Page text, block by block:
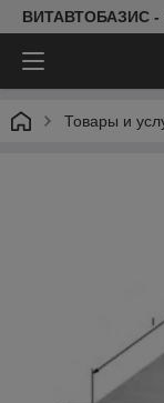
ВИТАВТОБАЗИС -
Товары и